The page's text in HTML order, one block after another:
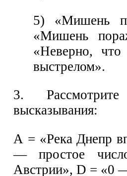
5) «Мишень
«Мишень
«Неверно,
выстрелом».
3.
высказывания:
А = «Река Днепр
— простое
Австрии», D = «0